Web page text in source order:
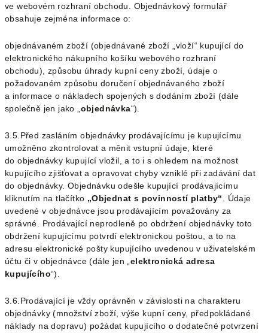
ve webovém rozhraní obchodu. Objednávkový formulář
obsahuje zejména informace o:
objednávaném zboží (objednávané zboží „vloží“ kupující do
elektronického nákupního košíku webového rozhraní
obchodu),způsobu úhrady kupní ceny zboží, údaje o
požadovaném způsobu doručení objednávaného zboží
a informace o nákladech spojených s dodáním zboží (dále
společně jen jako „ objednávka“).
3.5.Před zasláním objednávky prodávajícímu je kupujícímu
umožněno zkontrolovat a měnit vstupní údaje, které
do objednávky kupující vložil, a to i s ohledem na možnost
kupujícího zjišťovat a opravovat chyby vzniklé při zadávání dat
do objednávky.Objednávku odešle kupující prodávajícímu
kliknutím na tlačítko „Objednat s povinností platby“
Údaje
uvedené v objednávce jsou prodávajícím považovány za
správné. Prodávající neprodleně po obdržení objednávky toto
obdržení kupujícímu potvrdí elektronickou poštou, a to na
adresu elektronické pošty kupujícího uvedenou v uživatelském
účtu či v objednávce (dále jen „ elektronická adresa
kupujícího“).
3.6.Prodávající je vždy oprávněn v závislosti na charakteru
objednávky (množství zboží, výše kupní ceny, předpokládané
náklady na dopravu) požádat kupujícího o dodatečné potvrzení